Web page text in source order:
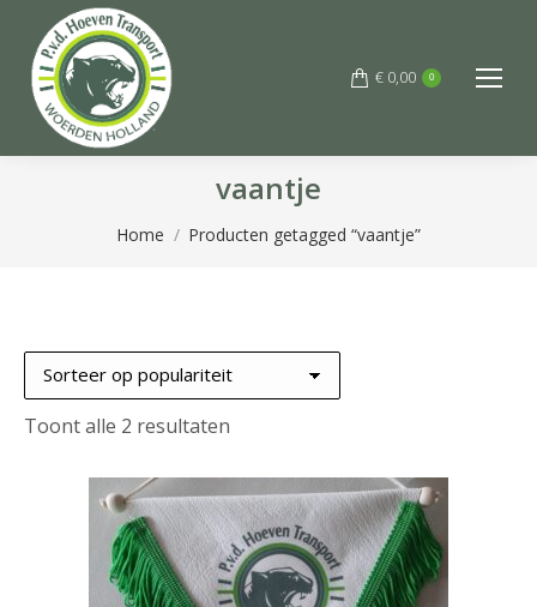
€ 0,00 0
vaantje
Je bent hier:
Home Producten getagged “vaantje”
Toont alle 2 resultaten
populariteit